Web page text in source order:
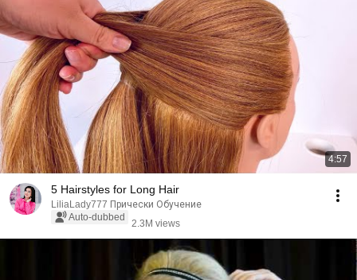
4:57
5 Hairstyles for Long Hair
LiliaLady777 Прически Обучение
Auto-dubbed
2.3M views